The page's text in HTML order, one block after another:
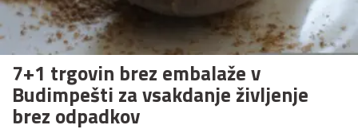
7+1 trgovin brez embalaže v
Budimpešti za vsakdanje življenje
brez odpadkov